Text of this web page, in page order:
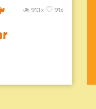
91x
913x